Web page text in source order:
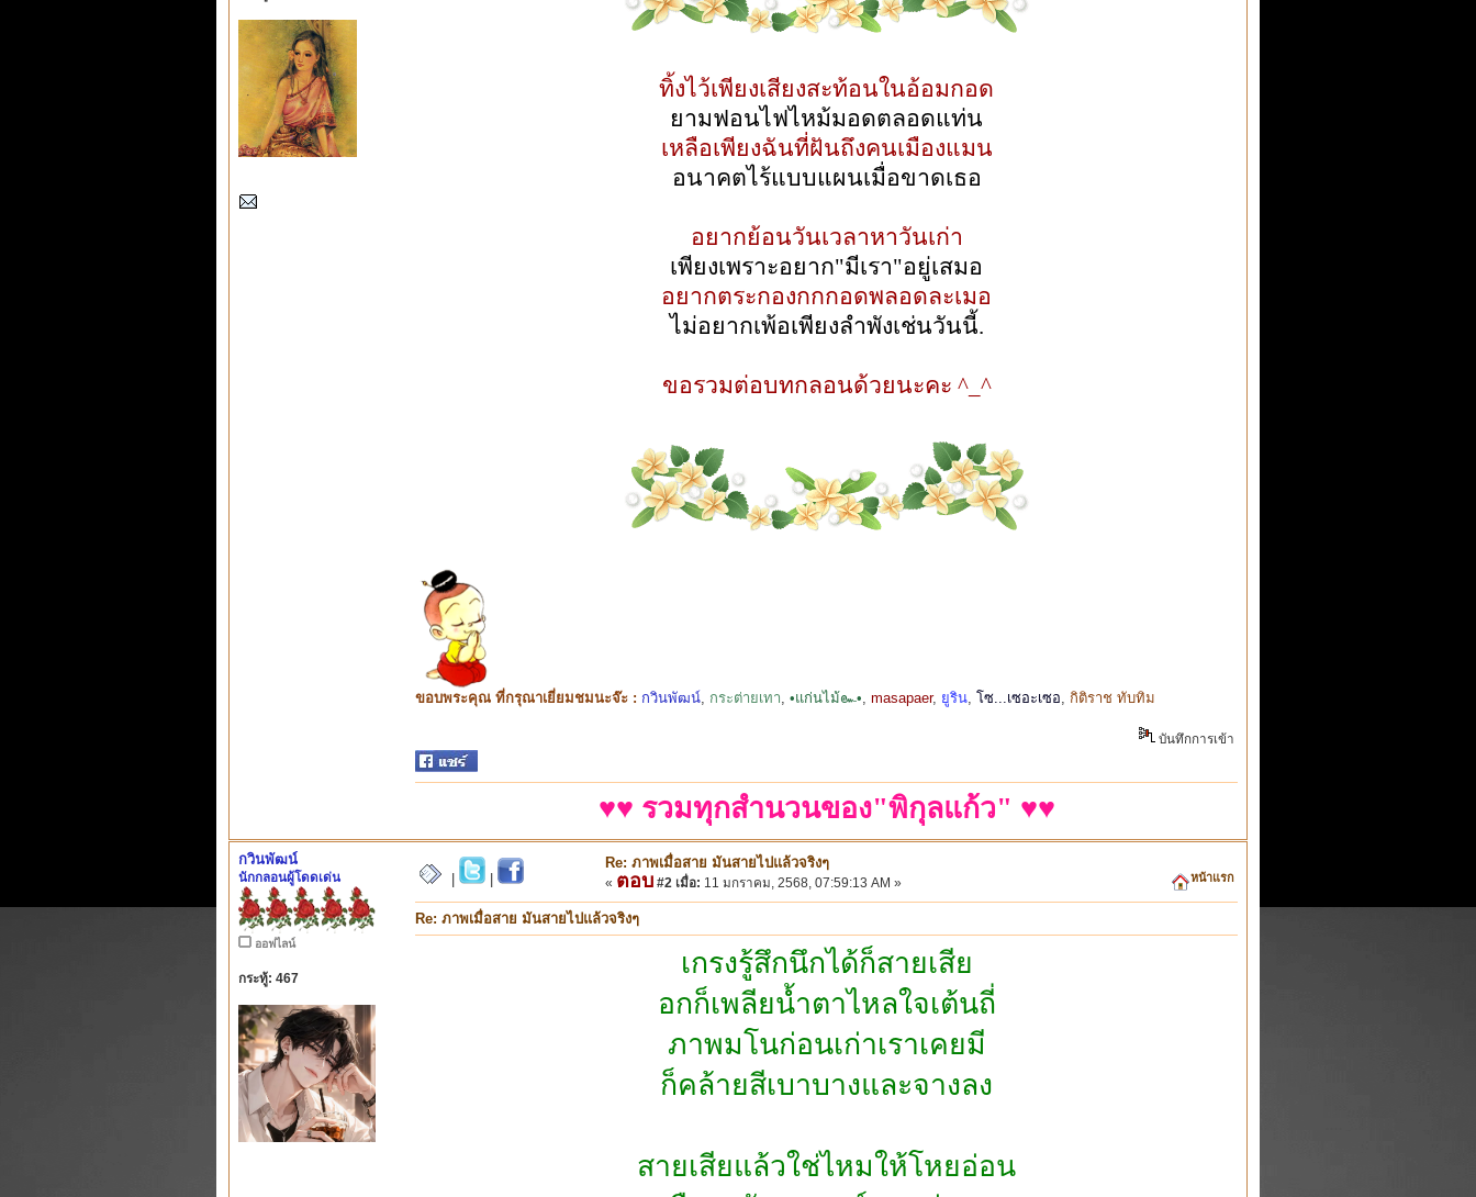
ทิ้งไว้เพียงเสียงสะท้อนในอ้อมกอด
ยามฟอนไฟไหม้มอดตลอดแท่น
เหลือเพียงฉันที่ฝันถึงคนเมืองแมน
อนาคตไร้แบบแผนเมื่อขาดเธอ
อยากย้อนวันเวลาหาวันเก่า
เพียงเพราะอยาก"มีเรา"อยู่เสมอ
อยากตระกองกกกอดพลอดละเมอ
ไม่อยากเพ้อเพียงลำพังเช่นวันนี้.
ขอรวมต่อบทกลอนด้วยนะคะ ^_^
ขอบพระคุณ ที่กรุณาเยี่ยมชมนะจ๊ะ : กวินพัฒน์ กระต่ายเทา •แก่นไม้๛• masapaer, ยูริน โซ...เซอะเซอ กิติราช ทับทิม
บันทึกการเข้า
♥♥ รวมทุกสำนวนของ"พิกุลแก้ว" ♥♥
กวินพัฒน์
นักกลอนผู้โดดเด่น
ออฟไลน์
กระทู้: 467
Re: ภาพเมื่อสาย มันสายไปแล้วจริงๆ
« ตอบ #2 เมื่อ: 11 มกราคม, 2568, 07:59:13 AM » หน้าแรก
Re: ภาพเมื่อสาย มันสายไปแล้วจริงๆ
เกรงรู้สึกนึกได้ก็สายเสีย
อกก็เพลียน้ำตาไหลใจเต้นถี่
ภาพมโนก่อนเก่าเราเคยมี
ก็คล้ายสีเบาบางและจางลง
สายเสียแล้วใช่ไหมให้โหยอ่อน